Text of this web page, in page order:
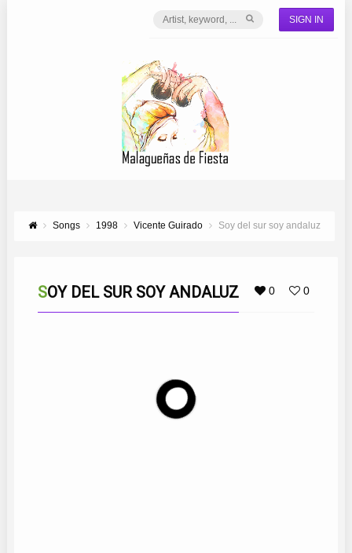
SIGN IN
Songs 1998 Vicente Guirado Soy del sur soy andaluz
0 0
SOY DEL SUR SOY ANDALUZ